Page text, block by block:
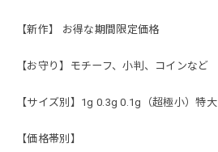
【新作】 お得な期間限定価格
【お守り】モチーフ、小判、コインなど
【サイズ別】1g 0.3g 0.1g（超極小）特大
【価格帯別】